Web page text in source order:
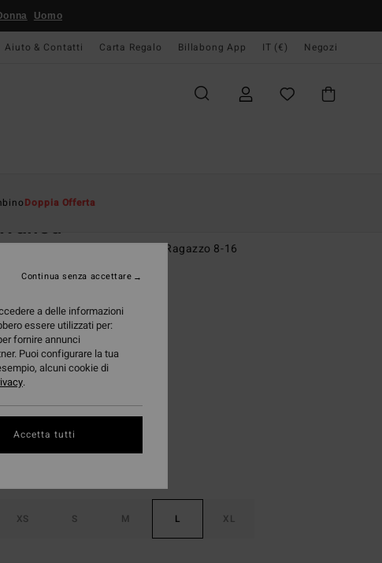
Uomo
Aiuto & Contatti Carta Regalo Billabong App IT (€) Negozi
Doppia Offerta
Walled
Maglietta a maniche corte Nero Ragazzo 8-16
19,95 €
€
OFFERTA 25%
XS S M L XL
a delle informazioni
essere utilizzati per:
fornire annunci
Puoi configurare la tua
alcuni cookie di
.
Continua senza accettare
Accetta tutti